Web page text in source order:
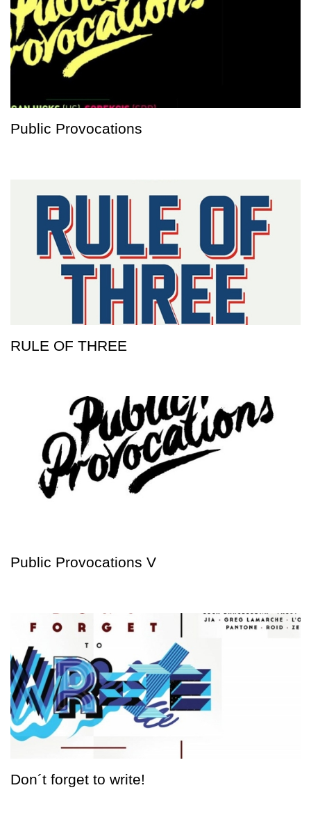
Public Provocations
RULE OF THREE
Public Provocations V
Don´t forget to write!